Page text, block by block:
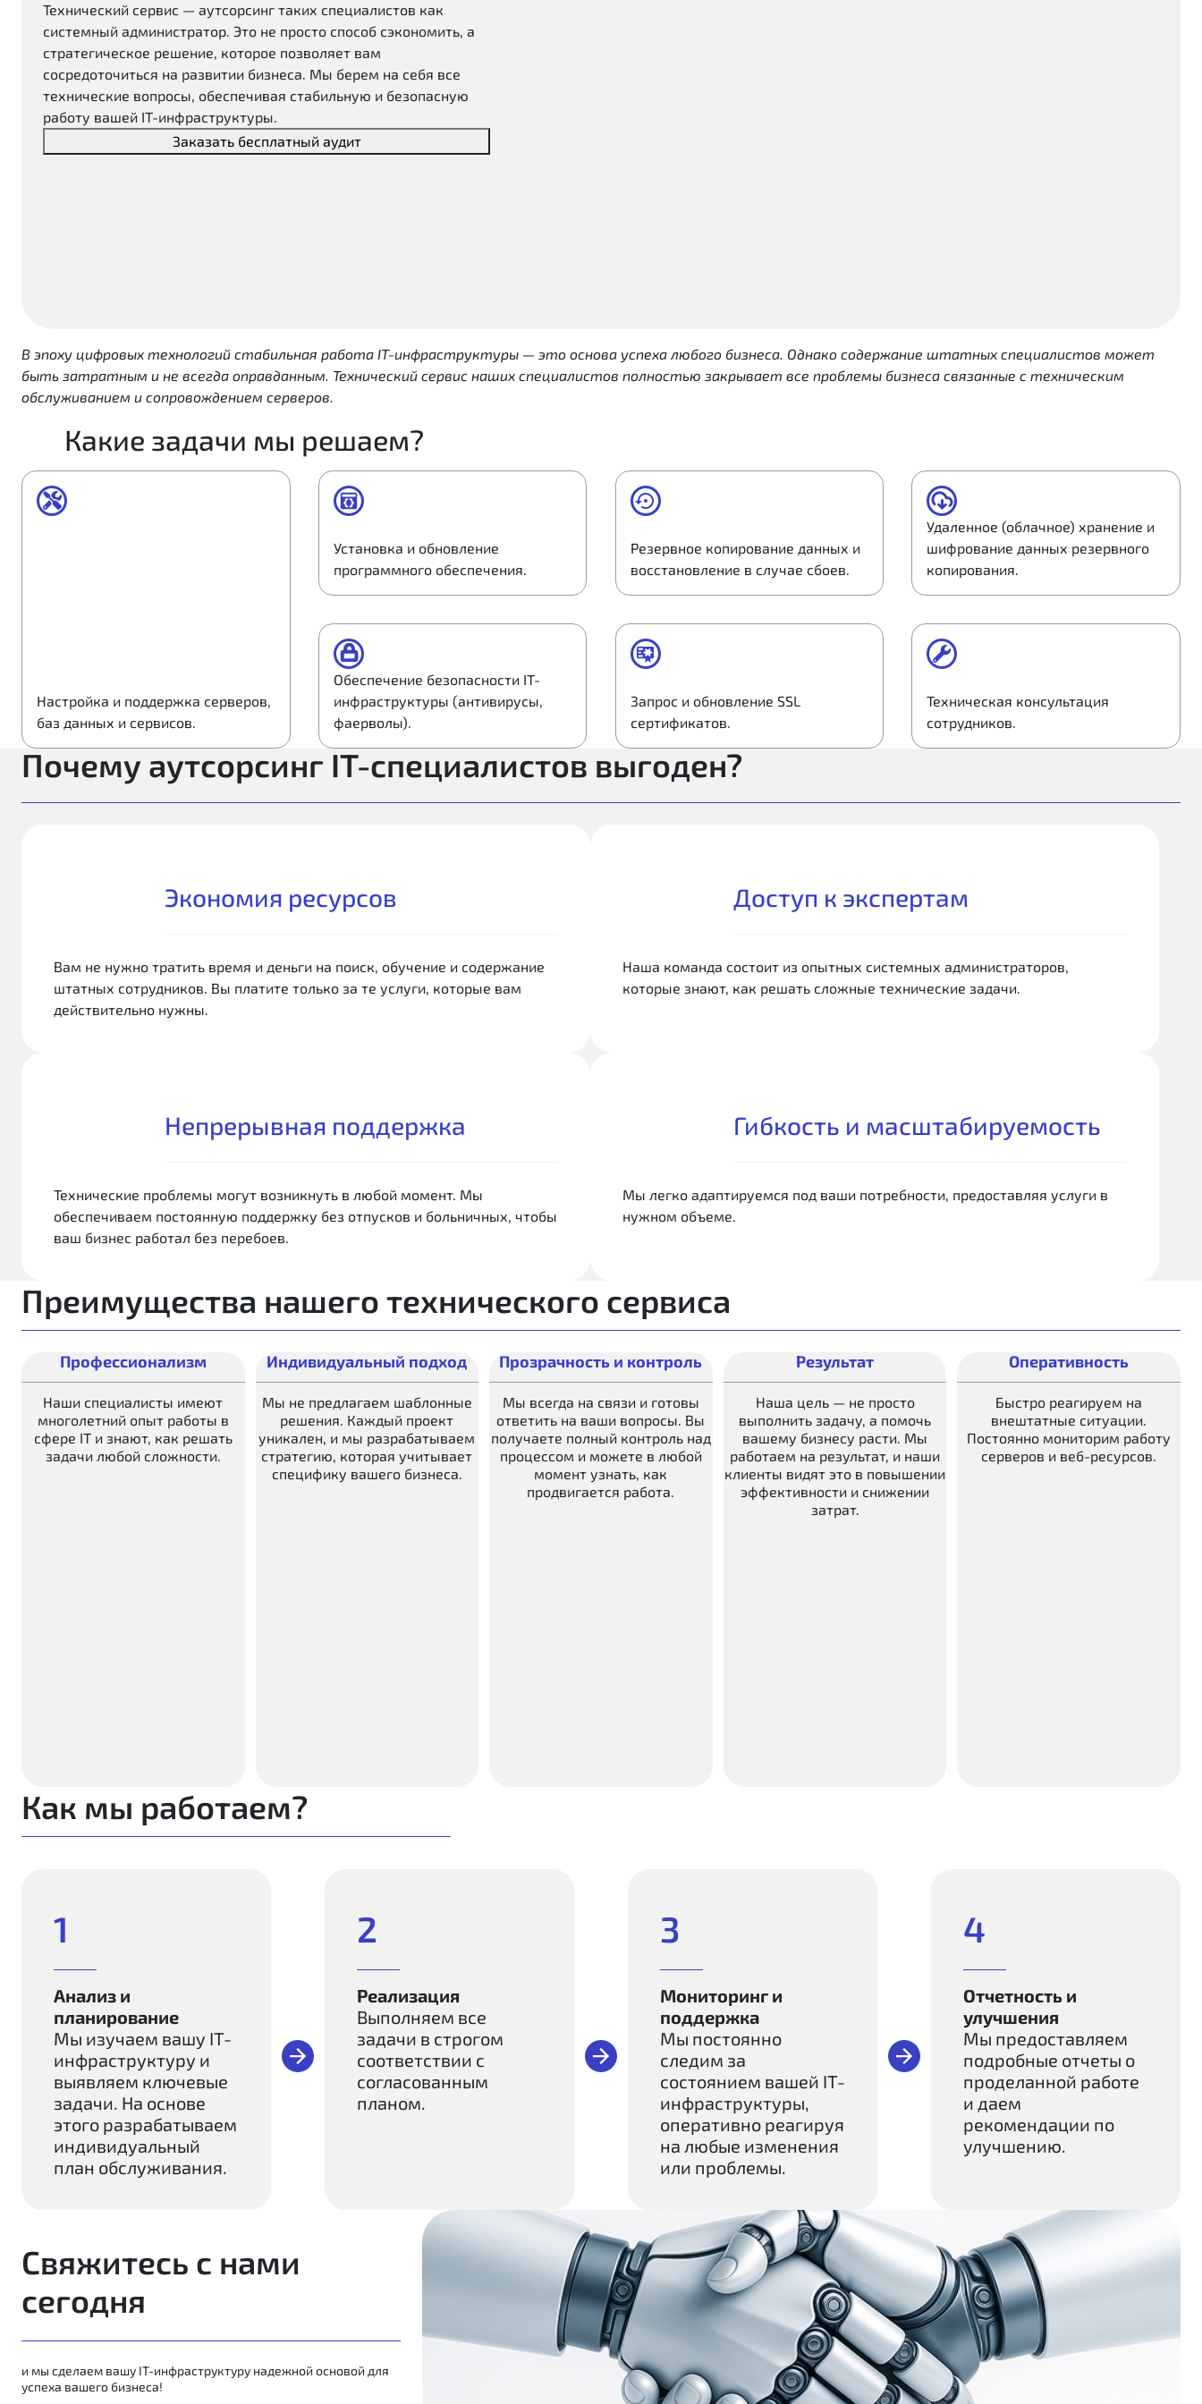
Технический сервис — аутсорсинг таких специалистов как
системный администратор. Это не просто способ сэкономить, а
стратегическое решение, которое позволяет вам
сосредоточиться на развитии бизнеса. Мы берем на себя все
технические вопросы, обеспечивая стабильную и безопасную
работу вашей IT-инфраструктуры.
Заказать бесплатный аудит
В эпоху цифровых технологий стабильная работа IT-инфраструктуры — это основа успеха любого бизнеса. Однако содержание штатных специалистов может
быть затратным и не всегда оправданным. Технический сервис наших специалистов полностью закрывает все проблемы бизнеса связанные с техническим
обслуживанием и сопровождением серверов.
Какие задачи мы решаем?
Настройка и поддержка серверов,
баз данных и сервисов.
Установка и обновление
программного обеспечения.
Резервное копирование данных и
восстановление в случае сбоев.
Удаленное (облачное) хранение и
шифрование данных резервного
копирования.
Обеспечение безопасности IT-
инфраструктуры (антивирусы,
фаерволы).
Запрос и обновление SSL
сертификатов.
Техническая консультация
сотрудников.
Почему аутсорсинг IT-специалистов выгоден?
Экономия ресурсов
Вам не нужно тратить время и деньги на поиск, обучение и содержание
штатных сотрудников. Вы платите только за те услуги, которые вам
действительно нужны.
Доступ к экспертам
Наша команда состоит из опытных системных администраторов,
которые знают, как решать сложные технические задачи.
Непрерывная поддержка
Технические проблемы могут возникнуть в любой момент. Мы
обеспечиваем постоянную поддержку без отпусков и больничных, чтобы
ваш бизнес работал без перебоев.
Гибкость и масштабируемость
Мы легко адаптируемся под ваши потребности, предоставляя услуги в
нужном объеме.
Преимущества нашего технического сервиса
Профессионализм
Наши специалисты имеют
многолетний опыт работы в
сфере IT и знают, как решать
задачи любой сложности.
Индивидуальный подход
Мы не предлагаем шаблонные
решения. Каждый проект
уникален, и мы разрабатываем
стратегию, которая учитывает
специфику вашего бизнеса.
Прозрачность и контроль
Мы всегда на связи и готовы
ответить на ваши вопросы. Вы
получаете полный контроль над
процессом и можете в любой
момент узнать, как
продвигается работа.
Результат
Наша цель — не просто
выполнить задачу, а помочь
вашему бизнесу расти. Мы
работаем на результат, и наши
клиенты видят это в повышении
эффективности и снижении
затрат.
Оперативность
Быстро реагируем на
внештатные ситуации.
Постоянно мониторим работу
серверов и веб-ресурсов.
Как мы работаем?
1
Анализ и
планирование
Мы изучаем вашу IT-
инфраструктуру и
выявляем ключевые
задачи. На основе
этого разрабатываем
индивидуальный
план обслуживания.
2
Реализация
Выполняем все
задачи в строгом
соответствии с
согласованным
планом.
3
Мониторинг и
поддержка
Мы постоянно
следим за
состоянием вашей IT-
инфраструктуры,
оперативно реагируя
на любые изменения
или проблемы.
4
Отчетность и
улучшения
Мы предоставляем
подробные отчеты о
проделанной работе
и даем
рекомендации по
улучшению.
Свяжитесь с нами
сегодня
и мы сделаем вашу IT-инфраструктуру надежной основой для
успеха вашего бизнеса!